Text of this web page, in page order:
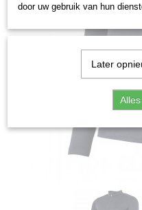
door uw gebruik van hun
Later